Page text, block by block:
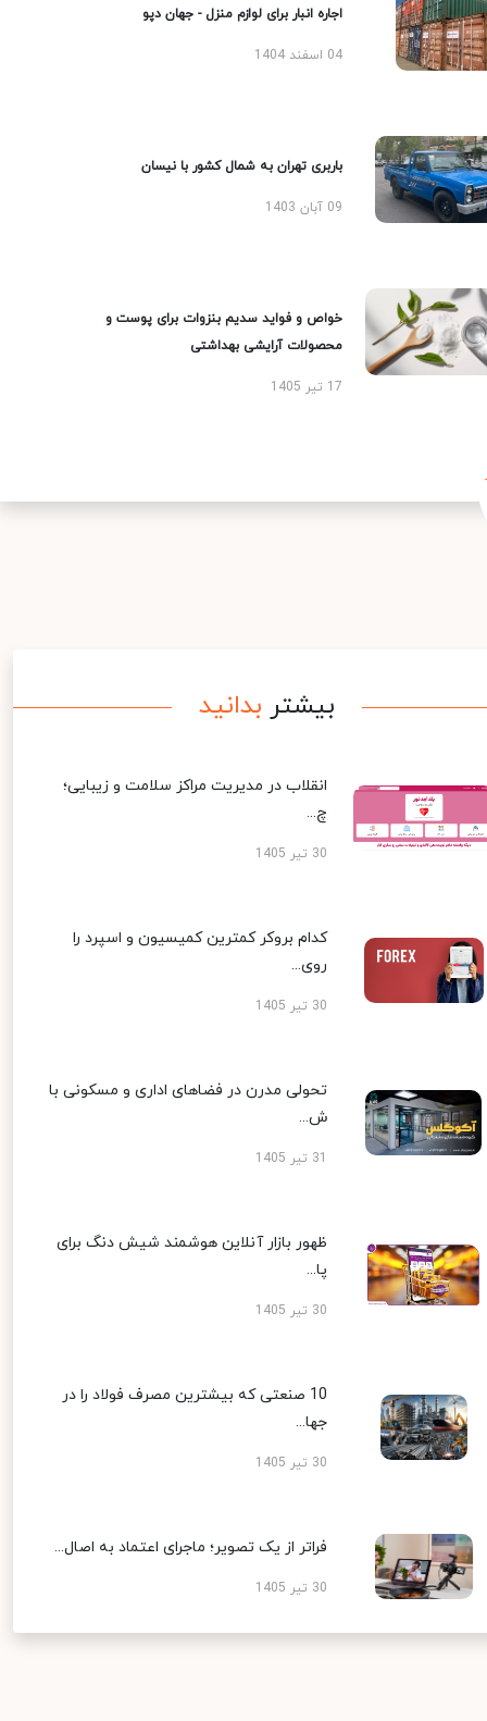
اجاره انبار برای لوازم منزل - جهان دپو
04 اسفند 1404
باربری تهران به شمال کشور با نیسان
09 آبان 1403
خواص و فواید سدیم بنزوات برای پوست و
محصولات آرایشی بهداشتی
17 تیر 1405
بیشتر بدانید
انقلاب در مدیریت مراکز سلامت و زیبایی؛
چ...
30 تیر 1405
کدام بروکر کمترین کمیسیون و اسپرد را
روی...
30 تیر 1405
تحولی مدرن در فضاهای اداری و مسکونی با
ش...
ظهور بازار آنلاین هوشمند شیش دنگ برای
پا...
30 تیر 1405
10 صنعتی که بیشترین مصرف فولاد را در
جها...
30 تیر 1405
فراتر از یک تصویر؛ ماجرای اعتماد به اصال...
30 تیر 1405